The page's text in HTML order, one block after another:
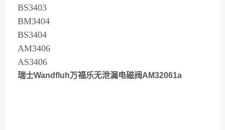
BS3403
BM3404
BS3404
AM3406
AS3406
瑞士Wandfluh万福乐无泄漏电磁阀AM32061a